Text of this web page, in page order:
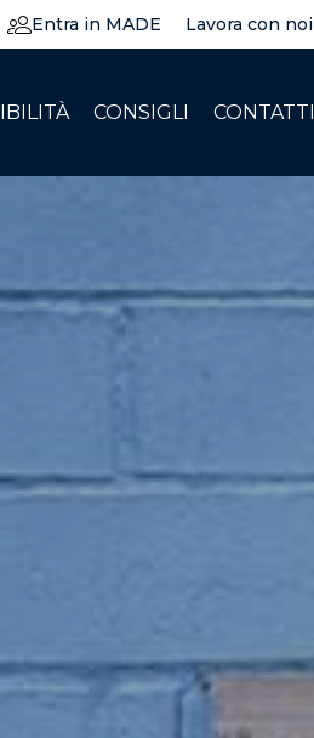
Entra in MADE Lavora con noi
CONSIGLI CONTATTI